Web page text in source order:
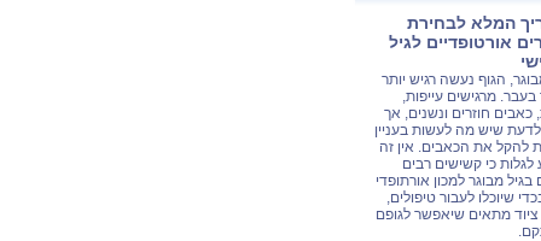
המלא לבחירת
אורטופדיים לגיל
הגוף נעשה רגיש יותר
מרגישים עייפות,
כאבים חוזרים ונשנים, אך
שיש מה לעשות בעניין
להקל את הכאבים. אין זה
לגלות כי קשישים רבים
בגיל מבוגר למכון אורתופדי
שיוכלו לעבור טיפולים,
ציוד מתאים שיאפשר לגופם